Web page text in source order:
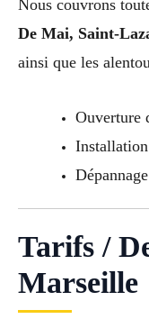
Nous couvrons
De Mai, Saint-
ainsi que les
Ouverture
Tarifs /
Marseille